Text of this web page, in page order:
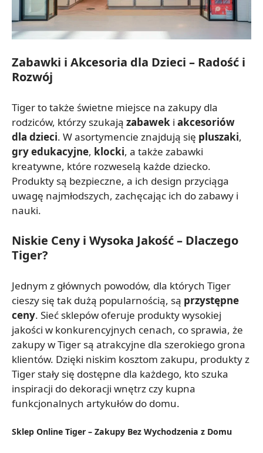
Zabawki i Akcesoria dla Dzieci – Radość i
Rozwój
Tiger to także świetne miejsce na zakupy dla
rodziców, którzy szukają zabawek i akcesoriów
dla dzieci. W asortymencie znajdują się pluszaki,
gry edukacyjne, klocki, a także zabawki
kreatywne, które rozweselą każde dziecko.
Produkty są bezpieczne, a ich design przyciąga
uwagę najmłodszych, zachęcając ich do zabawy i
nauki.
Niskie Ceny i Wysoka Jakość – Dlaczego
Tiger?
Jednym z głównych powodów, dla których Tiger
cieszy się tak dużą popularnością, są przystępne
ceny. Sieć sklepów oferuje produkty wysokiej
jakości w konkurencyjnych cenach, co sprawia, że
zakupy w Tiger są atrakcyjne dla szerokiego grona
klientów. Dzięki niskim kosztom zakupu, produkty z
Tiger stały się dostępne dla każdego, kto szuka
inspiracji do dekoracji wnętrz czy kupna
funkcjonalnych artykułów do domu.
Sklep Online Tiger – Zakupy Bez Wychodzenia z Domu